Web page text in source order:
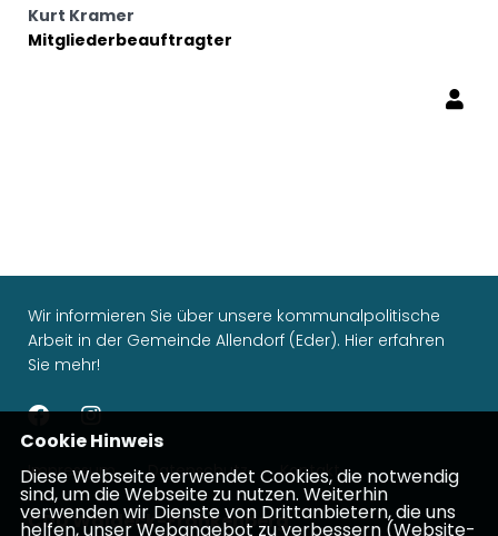
Kurt Kramer
Mitgliederbeauftragter
Wir informieren Sie über unsere kommunalpolitische
Arbeit in der Gemeinde Allendorf (Eder). Hier erfahren
Sie mehr!
Impressum Datenschutz Kontakt
CDU Waldeck-Frankenberg
Cookie Hinweis
Diese Webseite verwendet Cookies, die notwendig
sind, um die Webseite zu nutzen. Weiterhin
verwenden wir Dienste von Drittanbietern, die uns
helfen, unser Webangebot zu verbessern (Website-